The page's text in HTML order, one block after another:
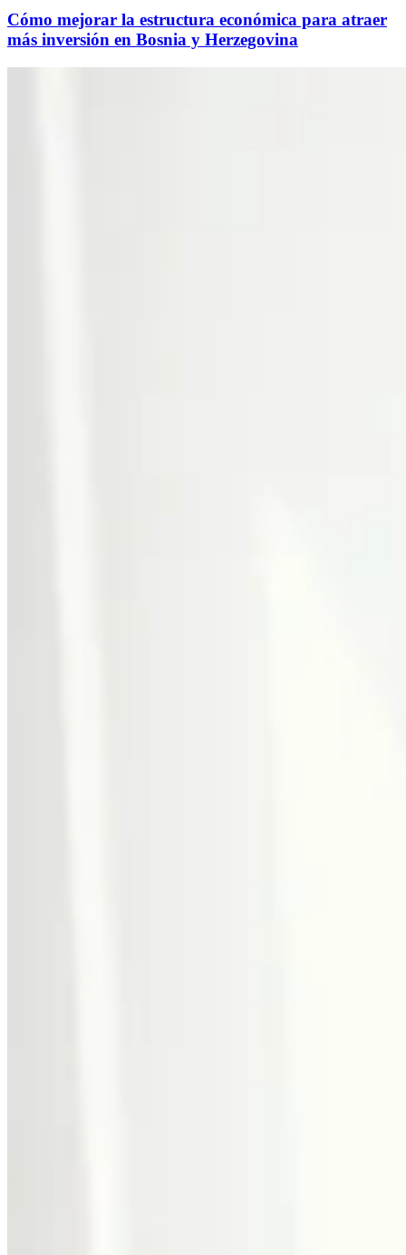
Cómo mejorar la estructura económica para atraer
más inversión en Bosnia y Herzegovina